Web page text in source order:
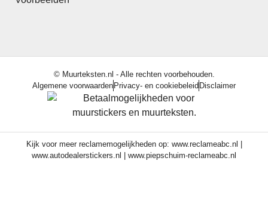
© Muurteksten.nl - Alle rechten voorbehouden.
Algemene voorwaarden Privacy- en cookiebeleid Disclaimer
Kijk voor meer reclamemogelijkheden op: www.reclameabc.nl
www.autodealerstickers.nl
www.piepschuim-reclameabc.nl